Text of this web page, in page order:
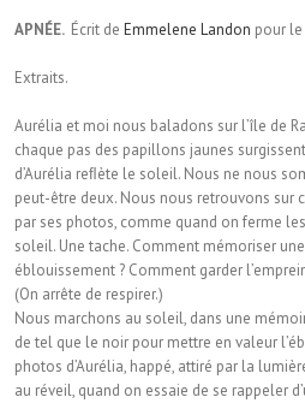
APNÉE. Écrit de Emmelene Landon pour
Extraits.
Aurélia et moi nous baladons sur l’île de
chaque pas des papillons jaunes
d’Aurélia reﬂète le soleil. Nous ne nous
peut-être deux. Nous nous retrouvons sur
par ses photos, comme quand on ferme
soleil. Une tache. Comment mémoriser
éblouissement ? Comment garder
(On arrête de respirer.)
Nous marchons au soleil, dans une
de tel que le noir pour mettre en valeur
photos d’Aurélia, happé, attiré par la
au réveil, quand on essaie de se rappeler